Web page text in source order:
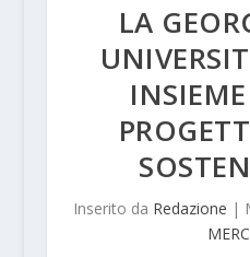
LA
Inserito da Redazione |